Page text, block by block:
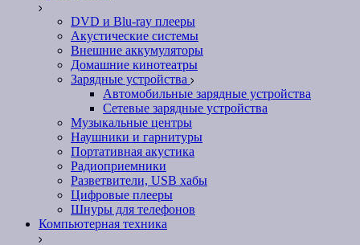
DVD и Blu-ray плееры
Акустические системы
Внешние аккумуляторы
Домашние кинотеатры
Зарядные устройства
Автомобильные зарядные устройства
Сетевые зарядные устройства
Музыкальные центры
Наушники и гарнитуры
Портативная акустика
Радиоприемники
Разветвители, USB хабы
Цифровые плееры
Шнуры для телефонов
Компьютерная техника